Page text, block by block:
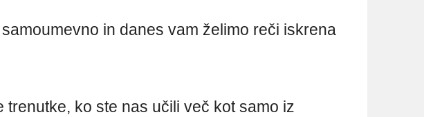
in danes vam želimo reči iskrena
trenutke, ko ste nas učili več kot samo iz